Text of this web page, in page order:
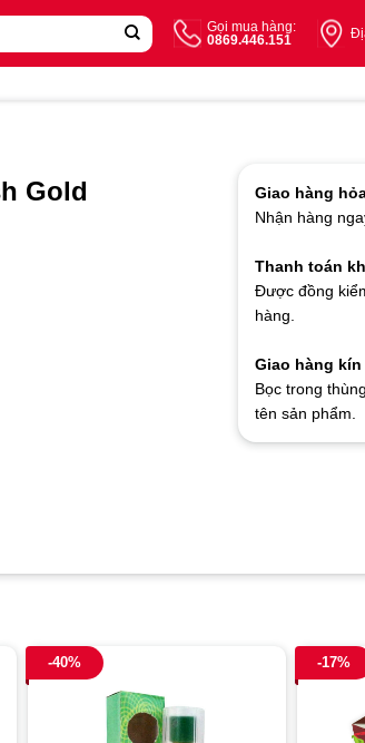
Gọi mua hàng:
0869.446.151
Gold
Giao hàng
Nhận hàng
Thanh toán
Được đồng
hàng.
Giao hàng kín
Bọc trong
tên sản phẩm.
-40% -17%